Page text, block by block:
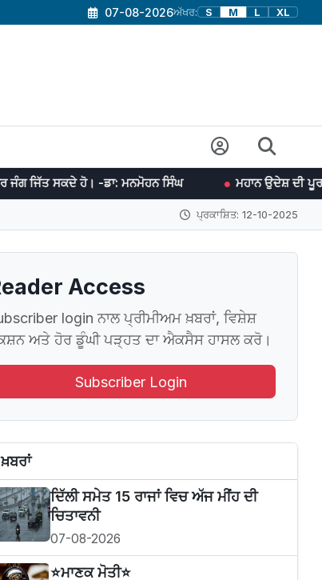
07-08-2026ਅੱਖਰ: S M L XL
ਹੋ। -ਡਾ: ਮਨਮੋਹਨ ਸਿੰਘ ਮਹਾਨ ਉਦੇਸ਼ ਦੀ ਪੂਰਤੀ ਲਈ
ਪ੍ਰਕਾਸ਼ਿਤ: 12-10-2025
Access
login ਨਾਲ ਪ੍ਰੀਮੀਅਮ ਖ਼ਬਰਾਂ, ਵਿਸ਼ੇਸ਼
ਅਤੇ ਹੋਰ ਡੂੰਘੀ ਪੜ੍ਹਤ ਦਾ ਐਕਸੈਸ ਹਾਸਲ ਕਰੋ।
Subscriber Login
ਦਿੱਲੀ ਸਮੇਤ 15 ਰਾਜਾਂ ਵਿਚ ਅੱਜ ਮੀਂਹ ਦੀ
ਚਿਤਾਵਨੀ
07-08-2026
⭐️ਮਾਣਕ ਮੋਤੀ⭐️